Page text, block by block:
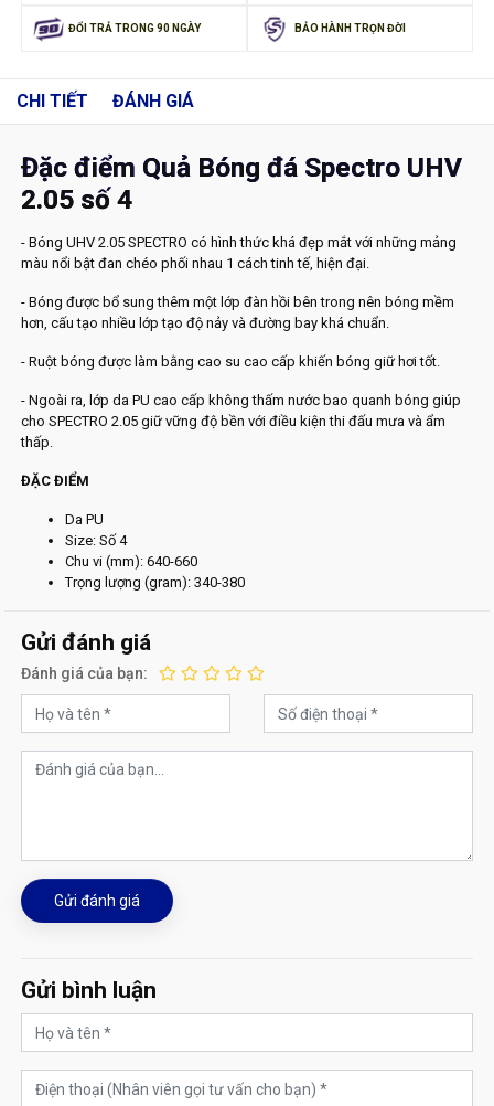
ĐỔI TRẢ TRONG 90 NGÀY BẢO HÀNH TRỌN ĐỜI
CHI TIẾT ĐÁNH GIÁ
Đặc điểm Quả Bóng đá Spectro UHV
2.05 số 4
- Bóng UHV 2.05 SPECTRO có hình thức khá đẹp mắt với những mảng
màu nổi bật đan chéo phối nhau 1 cách tinh tế, hiện đại.
- Bóng được bổ sung thêm một lớp đàn hồi bên trong nên bóng mềm
hơn, cấu tạo nhiều lớp tạo độ nảy và đường bay khá chuẩn.
- Ruột bóng được làm bằng cao su cao cấp khiến bóng giữ hơi tốt.
- Ngoài ra, lớp da PU cao cấp không thấm nước bao quanh bóng giúp
cho SPECTRO 2.05 giữ vững độ bền với điều kiện thi đấu mưa và ẩm
thấp.
ĐẶC ĐIỂM
Da PU
Size: Số 4
Chu vi (mm): 640-660
Trọng lượng (gram): 340-380
Gửi đánh giá
Đánh giá của bạn:
Gửi đánh giá
Gửi bình luận